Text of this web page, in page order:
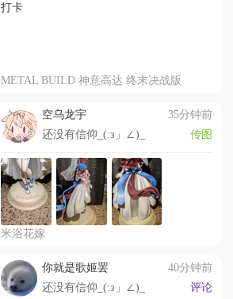
打卡
METAL BUILD 神意高达 终末决战版
空乌龙宇
35分钟前
还没有信仰_(:з」∠)_
传图
米浴花嫁
你就是歌姬罢
40分钟前
还没有信仰_(:з」∠)_
评论